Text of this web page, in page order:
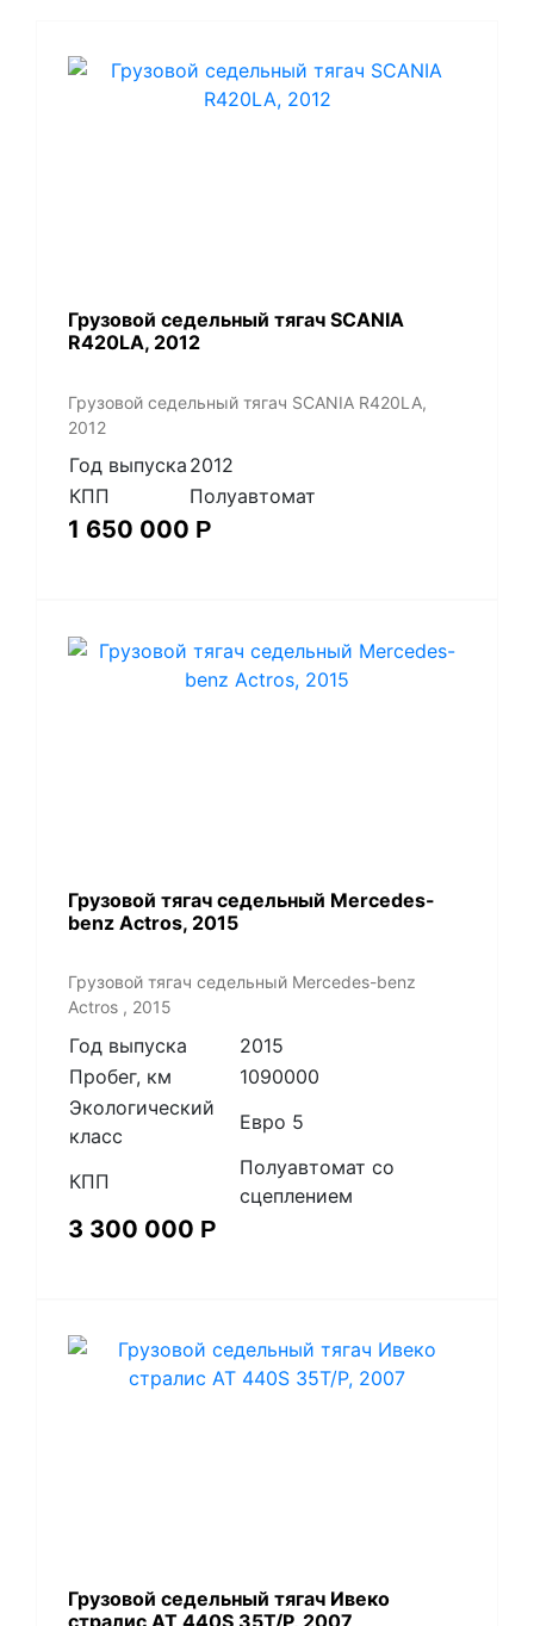
Грузовой седельный тягач SCANIA
R420LA, 2012
Грузовой седельный тягач SCANIA R420LA,
2012
Год выпуска 2012
КПП
Полуавтомат
1 650 000 Р
Грузовой тягач седельный Mercedes-
benz Actros, 2015
Грузовой тягач седельный Mercedes-benz
Actros , 2015
Год выпуска
2015
Пробег, км
1090000
Экологический
класс
Евро 5
КПП
Полуавтомат со
сцеплением
3 300 000 Р
Грузовой седельный тягач Ивеко